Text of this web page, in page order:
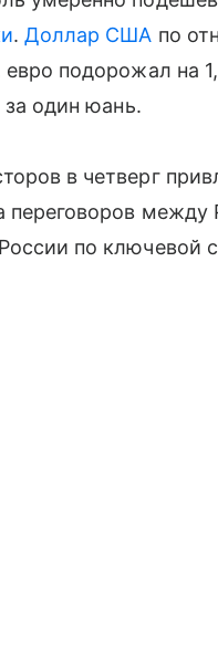
. Доллар США по
евро подорожал на
за один юань.
в четверг
переговоров
по ключевой